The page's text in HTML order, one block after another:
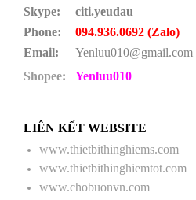
Skype:
citi.yeudau
Phone:
094.936.0692 (Zalo)
Email:
Yenluu010@gmail.com
Shopee:
Yenluu010
LIÊN KẾT WEBSITE
www.thietbithinghiems.com
www.thietbithinghiemtot.com
www.chobuonvn.com